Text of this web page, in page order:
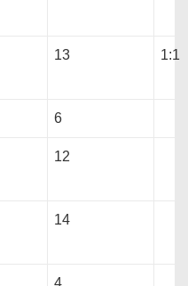
13 1:1
6
12
14
4